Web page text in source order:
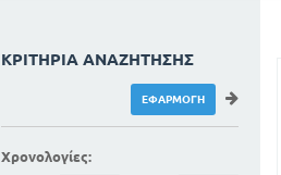
ΚΡΙΤΉΡΙΑ ΑΝΑΖΉΤΗΣΗΣ
Χρονολογίες: